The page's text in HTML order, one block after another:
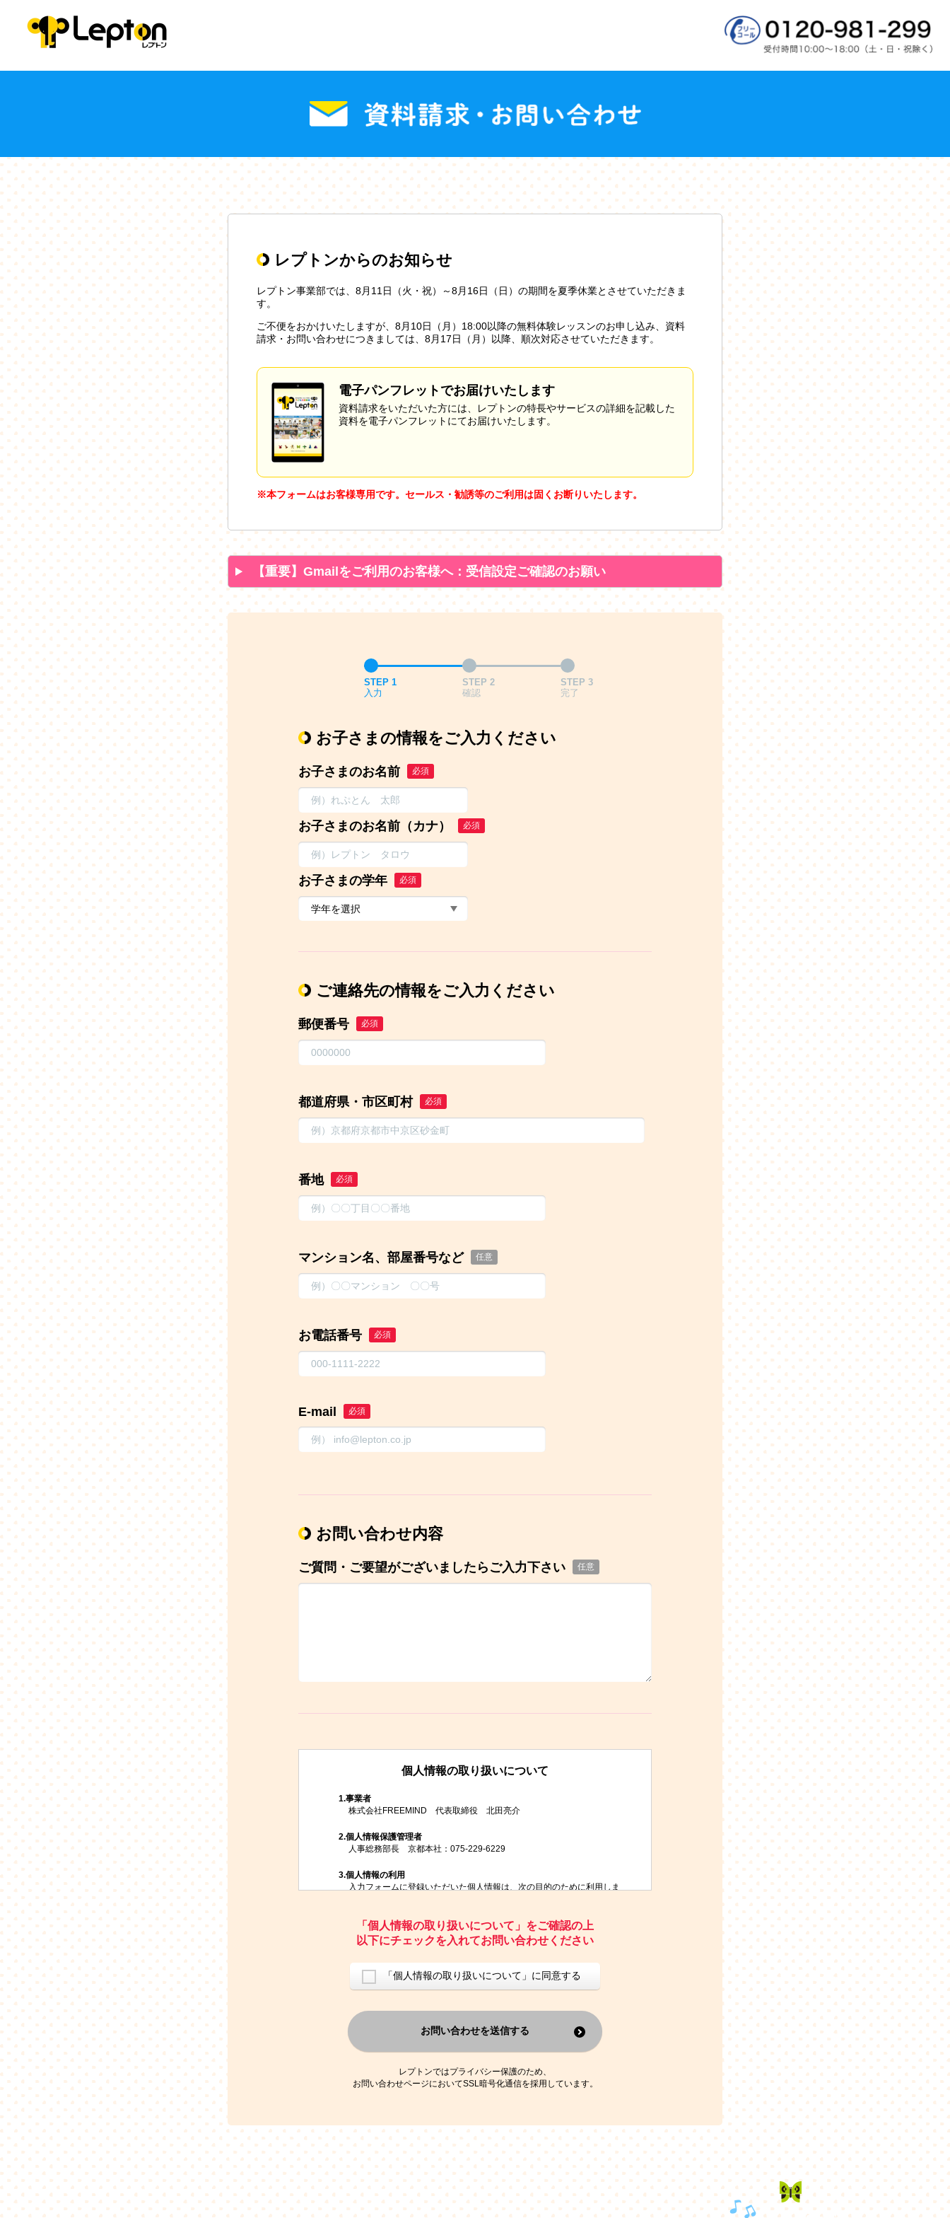
レプトンからのお知らせ
レプトン事業部では、8月11日（火・祝）～8月16日（日）の期間を夏季休業とさせていただきま
す。
ご不便をおかけいたしますが、8月10日（月）18:00以降の無料体験レッスンのお申し込み、資料
請求・お問い合わせにつきましては、8月17日（月）以降、順次対応させていただきます。
電子パンフレットでお届けいたします
資料請求をいただいた方には、レプトンの特長やサービスの詳細を記載した
資料を電子パンフレットにてお届けいたします。
※本フォームはお客様専用です。セールス・勧誘等のご利用は固くお断りいたします。
【重要】Gmailをご利用のお客様へ：受信設定ご確認のお願い
STEP 1
入力
STEP 2
確認
STEP 3
完了
お子さまの情報をご入力ください
お子さまのお名前 必須
お子さまのお名前（カナ） 必須
お子さまの学年 必須
ご連絡先の情報をご入力ください
郵便番号 必須
都道府県・市区町村 必須
番地 必須
マンション名、部屋番号など 任意
お電話番号 必須
E-mail 必須
お問い合わせ内容
ご質問・ご要望がございましたらご入力下さい 任意
個人情報の取り扱いについて
1.事業者
株式会社FREEMIND 代表取締役 北田亮介
2.個人情報保護管理者
人事総務部長 京都本社：075-229-6229
3.個人情報の利用
入力フォームに登録いただいた個人情報は、次の目的のために利用しま
お問い合わせにお答えするため
レプトンのキャンペーンや新商品（新サービス）、新規開講教室等を
ご案内するため
ご利用者の個人情報を、本人が特定されないデータに不可逆変換した
上で、広告・宣伝・販売促進活動に役立てること
なお、この利用目的を超えた個人情報の取扱いは行いません。また、こ
れ以外の目的で個人情報を利用することはありません。
※当社の保有する個人情報と第三者広告配信事業者が保有する個人情報
を、本人が特定されないデータに不可逆変換した上で第三者広告配信事
業者においてマッチングを行い、その結果に基づいて広告を配信するこ
4.
個人情報の第三者への提供
当社は、次の場合を除き、ご本人の同意なしに個人情報を第三者に提供
することはありません。
ご本人の同意がある場合
法令に基づく場合
人の生命、身体または財産の保護のために必要がある場合であって、
本人の同意を得ることが困難である場合
「個人情報の取り扱いについて」をご確認の上
以下にチェックを入れてお問い合わせください
「個人情報の取り扱いについて」に同意する
お問い合わせを送信する
レプトンではプライバシー保護のため、
お問い合わせページにおいてSSL暗号化通信を採用しています。